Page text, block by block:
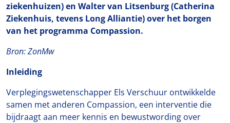
ziekenhuizen) en Walter van Litsenburg (Catherina
Ziekenhuis, tevens Long Alliantie) over het borgen
van het programma Compassion.
Bron: ZonMw
Inleiding
Verplegingswetenschapper Els Verschuur ontwikkelde
samen met anderen Compassion, een interventie die
bijdraagt aan meer kennis en bewustwording over